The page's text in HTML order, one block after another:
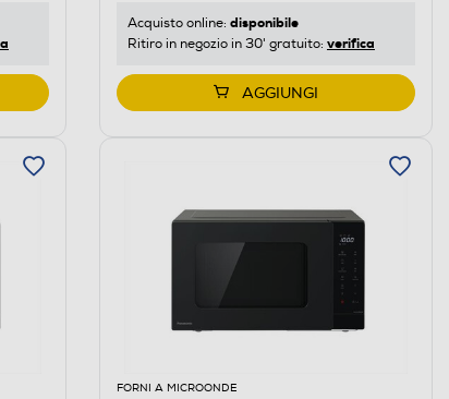
Acquisto online: disponibile
Ritiro in negozio in 30' gratuito: verifica
AGGIUNGI
FORNI A MICROONDE